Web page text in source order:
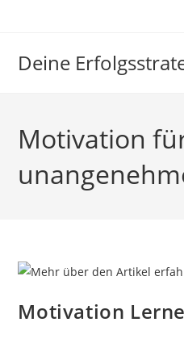
Deine
Motivation
Motivation